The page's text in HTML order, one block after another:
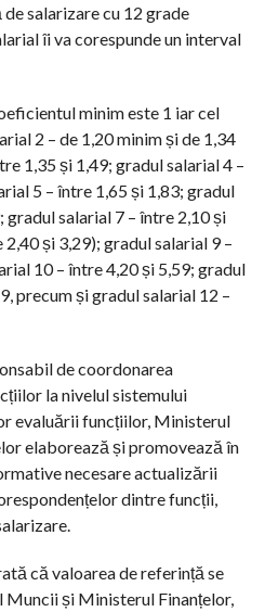
salarizare cu 12 grade
îi va corespunde un interval
minim este 1 iar cel
2 – de 1,20 minim și de 1,34
1,35 și 1,49; gradul salarial 4 –
5 – între 1,65 și 1,83; gradul
gradul salarial 7 – între 2,10 și
și 3,29); gradul salarial 9 –
10 – între 4,20 și 5,59; gradul
precum și gradul salarial 12 –
de coordonarea
la nivelul sistemului
evaluării funcțiilor, Ministerul
elaborează și promovează în
necesare actualizării
dintre funcții,
că valoarea de referință se
și Ministerul Finanțelor,